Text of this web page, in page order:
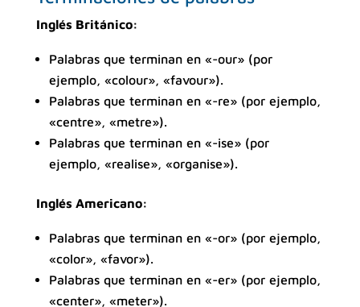
Inglés Británico:
Palabras que terminan en «-our» (por
ejemplo, «colour», «favour»).
Palabras que terminan en «-re» (por ejemplo,
«centre», «metre»).
Palabras que terminan en «-ise» (por
ejemplo, «realise», «organise»).
Inglés Americano:
Palabras que terminan en «-or» (por ejemplo,
«color», «favor»).
Palabras que terminan en «-er» (por ejemplo,
«center», «meter»).